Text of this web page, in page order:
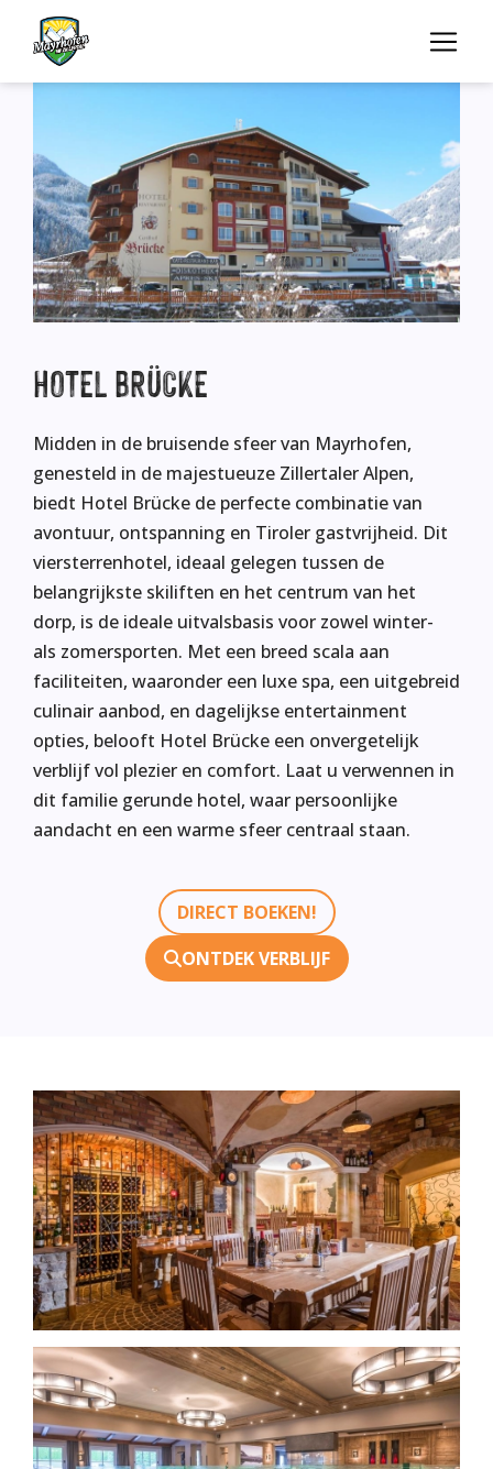
HOTEL BRÜCKE
Midden in de bruisende sfeer van Mayrhofen,
genesteld in de majestueuze Zillertaler Alpen,
biedt Hotel Brücke de perfecte combinatie van
avontuur, ontspanning en Tiroler gastvrijheid. Dit
viersterrenhotel, ideaal gelegen tussen de
belangrijkste skiliften en het centrum van het
dorp, is de ideale uitvalsbasis voor zowel winter-
als zomersporten. Met een breed scala aan
faciliteiten, waaronder een luxe spa, een uitgebreid
culinair aanbod, en dagelijkse entertainment
opties, belooft Hotel Brücke een onvergetelijk
verblijf vol plezier en comfort. Laat u verwennen in
dit familie gerunde hotel, waar persoonlijke
aandacht en een warme sfeer centraal staan.
DIRECT BOEKEN!
ONTDEK VERBLIJF